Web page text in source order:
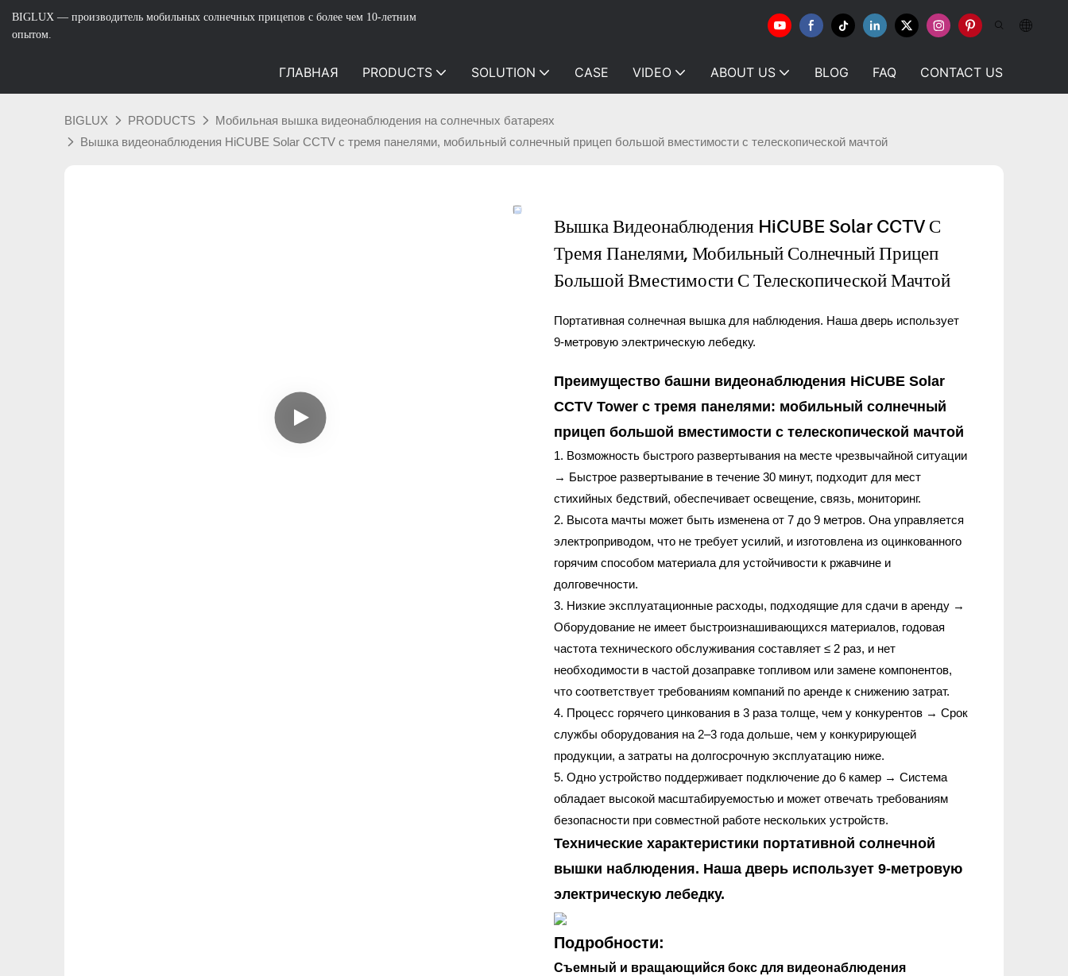
BIGLUX — производитель мобильных солнечных прицепов с более чем 10-летним
опытом.
ГЛАВНАЯ PRODUCTS SOLUTION CASE VIDEO ABOUT US BLOG FAQ CONTACT US
BIGLUX PRODUCTS
Мобильная вышка видеонаблюдения на солнечных батареях
Вышка видеонаблюдения HiCUBE Solar CCTV с тремя панелями, мобильный солнечный прицеп большой вместимости с телескопической мачтой
Вышка Видеонаблюдения HiCUBE Solar CCTV С
Тремя Панелями, Мобильный Солнечный Прицеп
Большой Вместимости С Телескопической Мачтой
Портативная солнечная вышка для наблюдения. Наша дверь использует
9-метровую электрическую лебедку.
Преимущество башни видеонаблюдения HiCUBE Solar
CCTV Tower с тремя панелями: мобильный солнечный
прицеп большой вместимости с телескопической мачтой
1. Возможность быстрого развертывания на месте чрезвычайной ситуации
→ Быстрое развертывание в течение 30 минут, подходит для мест
стихийных бедствий, обеспечивает освещение, связь, мониторинг.
2. Высота мачты может быть изменена от 7 до 9 метров. Она управляется
электроприводом, что не требует усилий, и изготовлена ​​из оцинкованного
горячим способом материала для устойчивости к ржавчине и
долговечности.
3. Низкие эксплуатационные расходы, подходящие для сдачи в аренду →
Оборудование не имеет быстроизнашивающихся материалов, годовая
частота технического обслуживания составляет ≤ 2 раз, и нет
необходимости в частой дозаправке топливом или замене компонентов,
что соответствует требованиям компаний по аренде к снижению затрат.
4. Процесс горячего цинкования в 3 раза толще, чем у конкурентов → Срок
службы оборудования на 2–3 года дольше, чем у конкурирующей
продукции, а затраты на долгосрочную эксплуатацию ниже.
5. Одно устройство поддерживает подключение до 6 камер → Система
обладает высокой масштабируемостью и может отвечать требованиям
безопасности при совместной работе нескольких устройств.
Технические характеристики портативной солнечной
вышки наблюдения. Наша дверь использует 9-метровую
электрическую лебедку.
Подробности:
Съемный и вращающийся бокс для видеонаблюдения